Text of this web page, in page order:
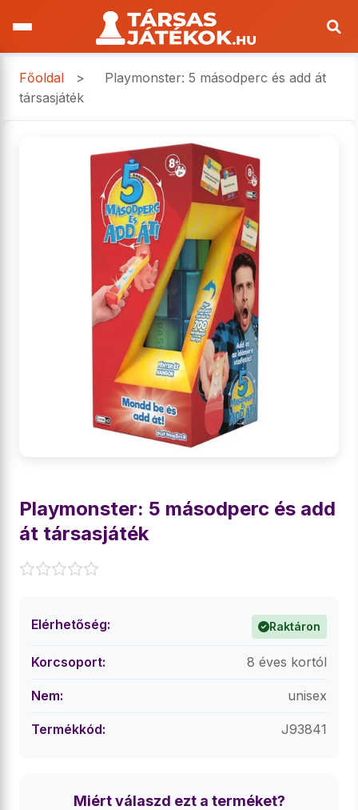
Főoldal >
Playmonster: 5 másodperc és add át
társasjáték
Playmonster: 5 másodperc és add
át társasjáték
Elérhetőség: Raktáron
Korcsoport: 8 éves kortól
Nem: unisex
Termékkód: J93841
Miért válaszd ezt a terméket?